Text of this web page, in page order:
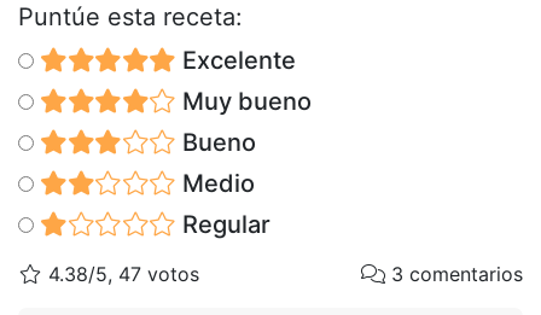
Puntúe esta receta:
Excelente
Muy bueno
Bueno
Medio
Regular
4.38/5, 47 votos 3 comentarios